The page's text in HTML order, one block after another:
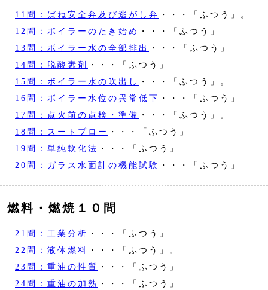
11問：ばね安全弁及び逃がし弁 ・・・「ふつう」。
12問：ボイラーのたき始め
・・・「ふつう」
13問：ボイラー水の全部排出
・・・「ふつう」
14問：脱酸素剤
・・・「ふつう」
15問：ボイラー水の吹出し
・・・「ふつう」。
16問：ボイラー水位の異常低下 ・・・「ふつう」
17問：点火前の点検・準備 ・・・「ふつう」。
18問：スートブロー
・・・「ふつう」
19問：単純軟化法 ・・・「ふつう」
20問：ガラス水面計の機能試験 ・・・「ふつう」
燃料・燃焼１０問
21問：工業分析 ・・・「ふつう」
22問：液体燃料 ・・・「ふつう」。
23問：重油の性質 ・・・「ふつう」
24問：重油の加熱 ・・・「ふつう」